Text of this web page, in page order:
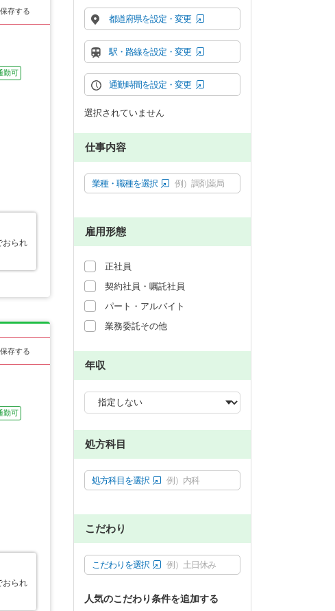
保存する
勤可
おられ
保存する
勤可
おられ
都道府県を設定・変更
駅・路線を設定・変更
通勤時間を設定・変更
選択されていません
仕事内容
業種・職種を選択 例）調剤薬局
雇用形態
正社員
契約社員・嘱託社員
パート・アルバイト
業務委託その他
年収
処方科目
処方科目を選択 例）内科
こだわり
こだわりを選択 例）土日休み
人気のこだわり条件を追加する